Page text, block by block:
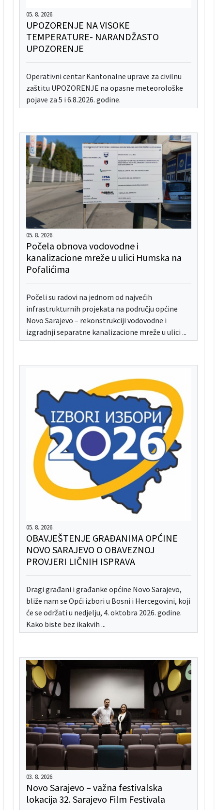
05. 8. 2026.
UPOZORENJE NA VISOKE
TEMPERATURE- NARANDŽASTO
UPOZORENJE
Operativni centar Kantonalne uprave za civilnu
zaštitu UPOZORENJE na opasne meteorološke
pojave za 5 i 6.8.2026. godine.
05. 8. 2026.
Počela obnova vodovodne i
kanalizacione mreže u ulici Humska na
Pofalićima
Počeli su radovi na jednom od najvećih
infrastrukturnih projekata na području općine
Novo Sarajevo – rekonstrukciji vodovodne i
izgradnji separatne kanalizacione mreže u ulici ...
05. 8. 2026.
OBAVJEŠTENJE GRAĐANIMA OPĆINE
NOVO SARAJEVO O OBAVEZNOJ
PROVJERI LIČNIH ISPRAVA
Dragi građani i građanke općine Novo Sarajevo,
bliže nam se Opći izbori u Bosni i Hercegovini, koji
će se održati u nedjelju, 4. oktobra 2026. godine.
Kako biste bez ikakvih ...
03. 8. 2026.
Novo Sarajevo – važna festivalska
lokacija 32. Sarajevo Film Festivala